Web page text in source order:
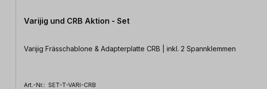
Varijig und CRB Aktion - Set
Varijig Frässchablone & Adapterplatte CRB | inkl. 2 Spannklemmen
Art.-Nr.: SET-T-VARI-CRB